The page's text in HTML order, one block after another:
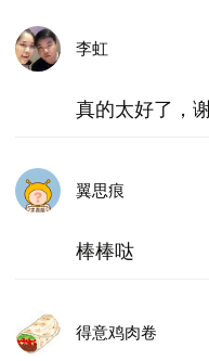
No. 2 学习篇
-- 看各种各样的书，
书，所以买了4本托
-- 玩石头剪刀布的游
-- 边吃西瓜子边做十
学，事半功倍。
李虹
真的太好了，
翼思痕
棒棒哒
得意鸡肉卷